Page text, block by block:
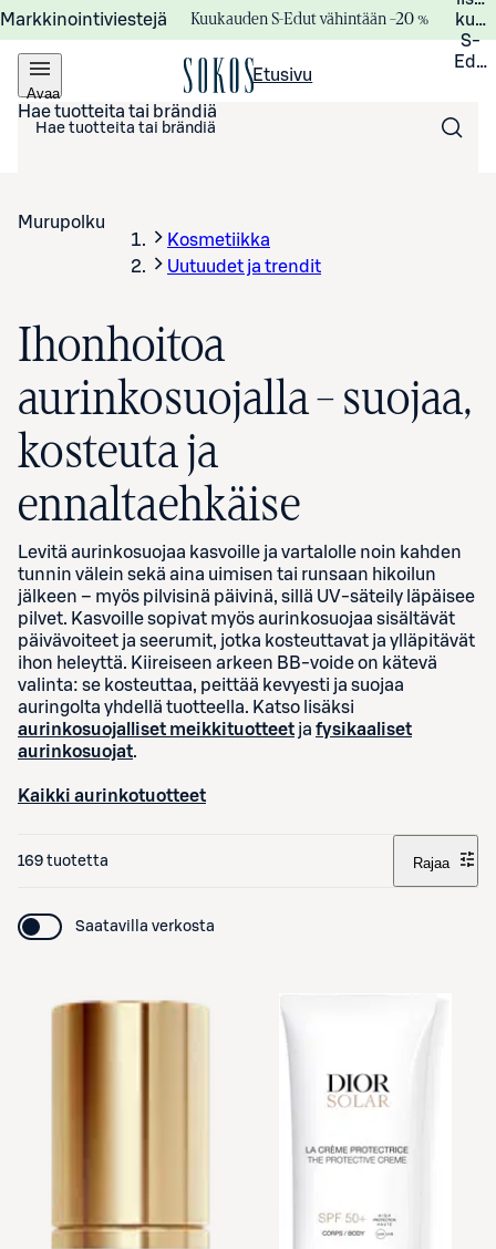
Markkinointiviestejä Kuukauden S-Edut vähintään –20 %
S-
Avaa
valikko
Etusivu
Hae tuotteita tai brändiä
Murupolku
Kosmetiikka
Uutuudet ja trendit
Ihonhoitoa
aurinkosuojalla – suojaa,
kosteuta ja
ennaltaehkäise
Levitä aurinkosuojaa kasvoille ja vartalolle noin kahden
tunnin välein sekä aina uimisen tai runsaan hikoilun
jälkeen – myös pilvisinä päivinä, sillä UV-säteily läpäisee
pilvet. Kasvoille sopivat myös aurinkosuojaa sisältävät
päivävoiteet ja seerumit, jotka kosteuttavat ja ylläpitävät
ihon heleyttä. Kiireiseen arkeen BB-voide on kätevä
valinta: se kosteuttaa, peittää kevyesti ja suojaa
auringolta yhdellä tuotteella. Katso lisäksi
aurinkosuojalliset meikkituotteet ja fysikaaliset
aurinkosuojat.
Kaikki aurinkotuotteet
169 tuotetta Rajaa
Saatavilla verkosta